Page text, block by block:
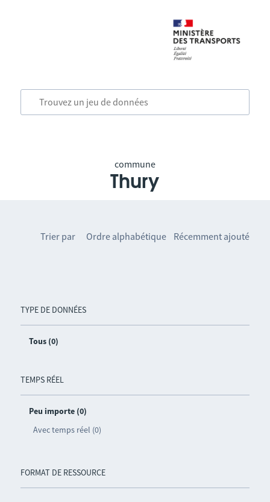
commune
Thury
TYPE DE DONNÉES
Tous (0)
TEMPS RÉEL
Peu importe (0)
Avec temps réel (0)
FORMAT DE RESSOURCE
Trier par Ordre alphabétique Récemment ajouté